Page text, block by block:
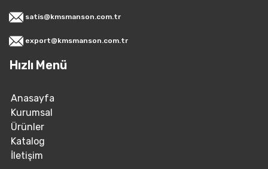
satis@kmsmanson.com.tr
export@kmsmanson.com.tr
Hızlı Menü
Anasayfa
Kurumsal
Ürünler
Katalog
İletişim